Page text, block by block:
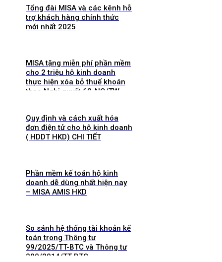
Tổng đài MISA và các kênh hỗ
trợ khách hàng chính thức
mới nhất 2025
MISA tặng miễn phí phần mềm
cho 2 triệu hộ kinh doanh
thực hiện xóa bỏ thuế khoán
theo Nghị quyết 68-NQ/TW
Quy định và cách xuất hóa
đơn điện tử cho hộ kinh doanh
( HDDT HKD) CHI TIẾT
Phần mềm kế toán hộ kinh
doanh dễ dùng nhất hiện nay
– MISA AMIS HKD
So sánh hệ thống tài khoản kế
toán trong Thông tư
99/2025/TT-BTC và Thông tư
200/2014/TT-BTC